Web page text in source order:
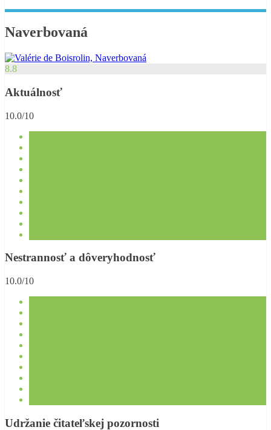
Naverbovaná
8.8
Aktuálnosť
10.0/10
Nestrannosť a dôveryhodnosť
10.0/10
Udržanie čitateľskej pozornosti